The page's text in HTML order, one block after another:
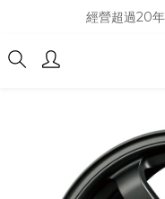
商品庫存變動快速，難
經營超過20
商品庫存變動快速，難